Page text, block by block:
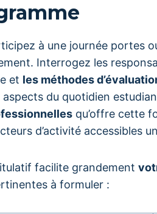
à une journée portes
Interrogez les
et les méthodes
du quotidien
qu’offre cette
d’activité accessibles
facilite grandement
à formuler :